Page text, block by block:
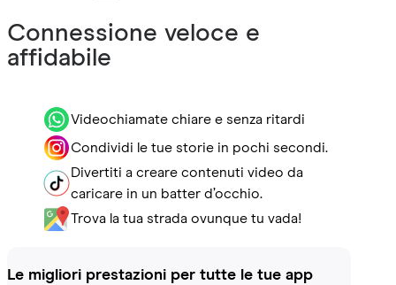
Connessione veloce e
affidabile
Videochiamate chiare e senza ritardi
Condividi le tue storie in pochi secondi.
Divertiti a creare contenuti video da
caricare in un batter d’occhio.
Trova la tua strada ovunque tu vada!
Le migliori prestazioni per tutte le tue app